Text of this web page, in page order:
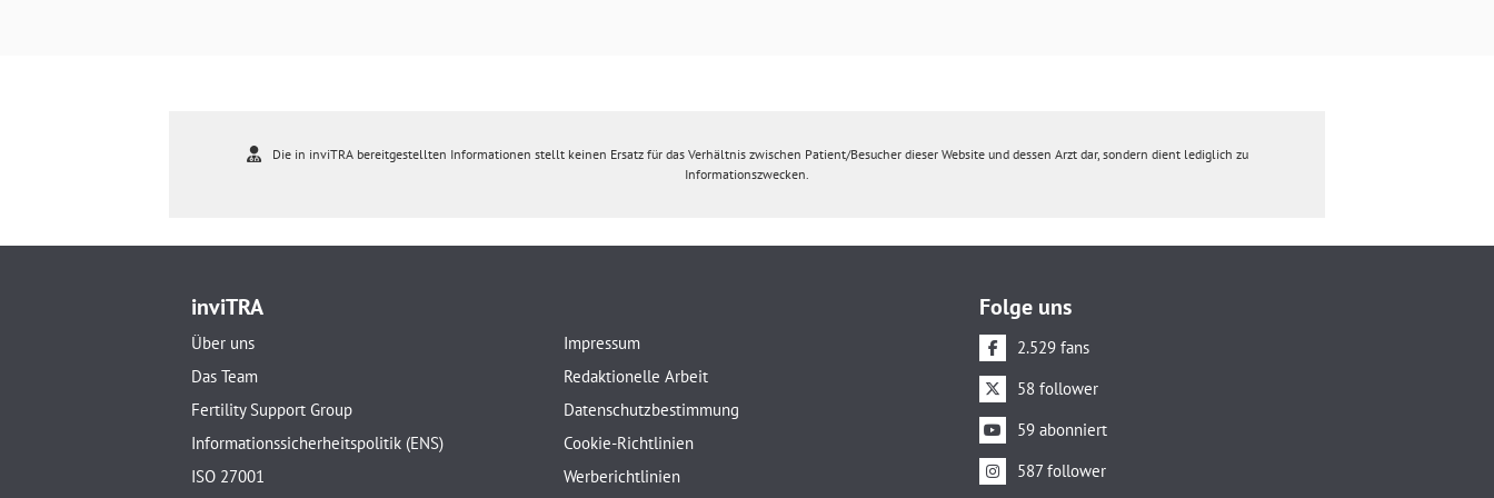
Die in inviTRA bereitgestellten Informationen stellt keinen Ersatz für das Verhältnis zwischen Patient/Besucher dieser Website und dessen Arzt dar, sondern dient lediglich zu
Informationszwecken.
inviTRA
Über uns
Das Team
Fertility Support Group
Informationssicherheitspolitik (ENS)
ISO 27001
Impressum
Redaktionelle Arbeit
Datenschutzbestimmung
Cookie-Richtlinien
Werberichtlinien
Folge uns
2.529 fans
58 follower
59 abonniert
587 follower